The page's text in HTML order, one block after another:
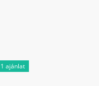
1 ajánlat